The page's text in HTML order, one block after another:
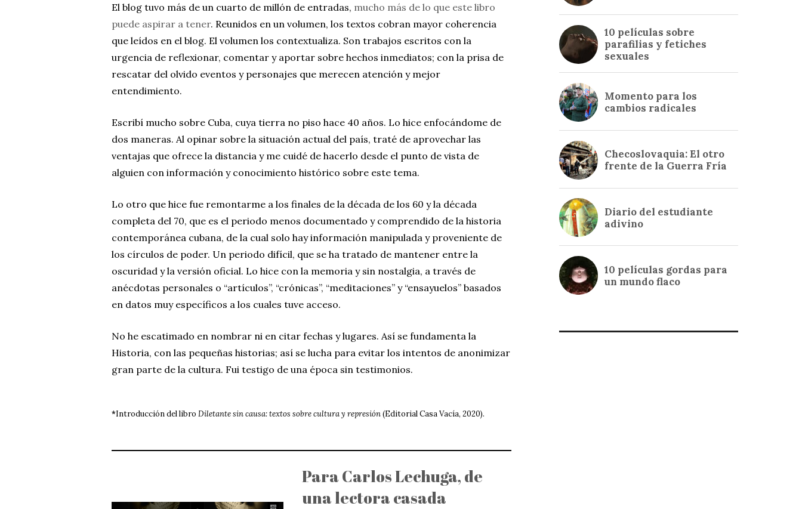
El blog tuvo más de un cuarto de millón de entradas, mucho más de lo que este libro
puede aspirar a tener. Reunidos en un volumen, los textos cobran mayor coherencia
que leídos en el blog. El volumen los contextualiza. Son trabajos escritos con la
urgencia de reflexionar, comentar y aportar sobre hechos inmediatos; con la prisa de
rescatar del olvido eventos y personajes que merecen atención y mejor
entendimiento.
Escribí mucho sobre Cuba, cuya tierra no piso hace 40 años. Lo hice enfocándome de
dos maneras. Al opinar sobre la situación actual del país, traté de aprovechar las
ventajas que ofrece la distancia y me cuidé de hacerlo desde el punto de vista de
alguien con información y conocimiento histórico sobre este tema.
Lo otro que hice fue remontarme a los finales de la década de los 60 y la década
completa del 70, que es el periodo menos documentado y comprendido de la historia
contemporánea cubana, de la cual solo hay información manipulada y proveniente de
los círculos de poder. Un periodo difícil, que se ha tratado de mantener entre la
oscuridad y la versión oficial. Lo hice con la memoria y sin nostalgia, a través de
anécdotas personales o “artículos”, “crónicas”, “meditaciones” y “ensayuelos” basados
en datos muy específicos a los cuales tuve acceso.
No he escatimado en nombrar ni en citar fechas y lugares. Así se fundamenta la
Historia, con las pequeñas historias; así se lucha para evitar los intentos de anonimizar
gran parte de la cultura. Fui testigo de una época sin testimonios.
*Introducción del libro Diletante sin causa: textos sobre cultura y represión(Editorial Casa Vacía, 2020).
Para Carlos Lechuga, de
una lectora casada